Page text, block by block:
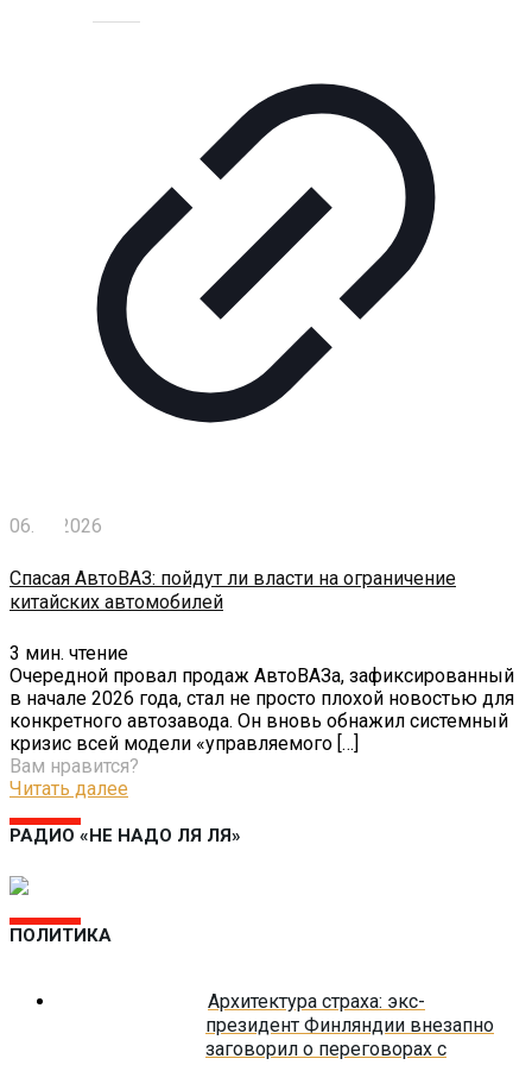
Технологии
читателя
Блокчейн
О
нас
Помощь
проекту
06.02.2026
Спасая АвтоВАЗ: пойдут ли власти на ограничение
китайских автомобилей
3 мин. чтение
Очередной провал продаж АвтоВАЗа, зафиксированный
в начале 2026 года, стал не просто плохой новостью для
конкретного автозавода. Он вновь обнажил системный
кризис всей модели «управляемого […]
Вам нравится?
Читать далее
РАДИО «НЕ НАДО ЛЯ ЛЯ»
ПОЛИТИКА
Архитектура страха: экс-
президент Финляндии внезапно
заговорил о переговорах с